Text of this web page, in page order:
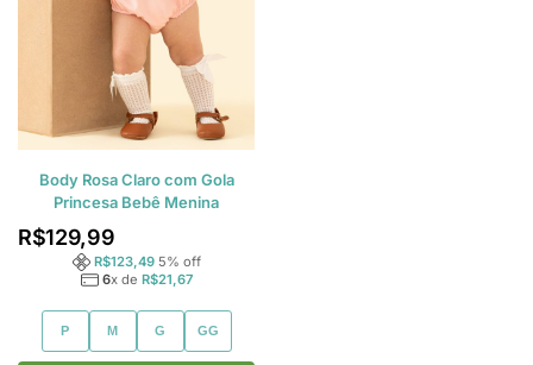
Body Rosa Claro com Gola
Princesa Bebê Menina
R$129,99
R$123,49 5% off
6x de R$21,67
P M G GG